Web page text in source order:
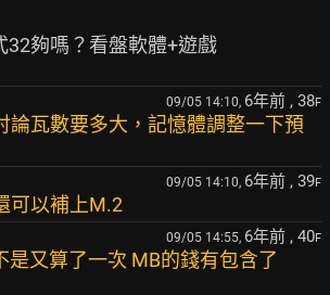
09/05 14:10, 6年前 , 38F
論瓦數要多大，記憶體調整一下預
09/05 14:10, 6年前 , 39F
可以補上M.2
09/05 14:55, 6年前 , 40F
是又算了一次 MB的錢有包含了